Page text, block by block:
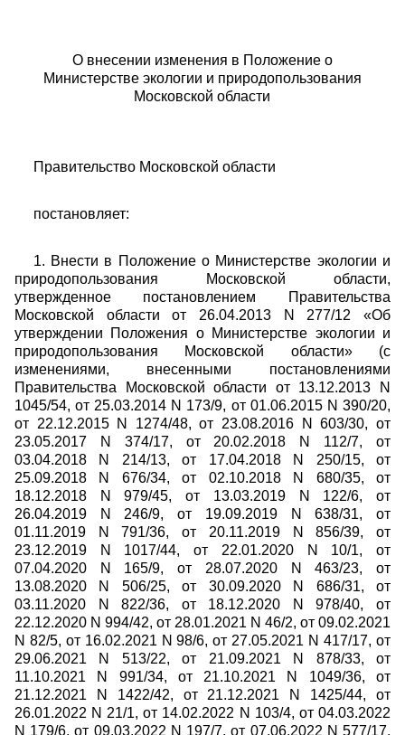
О внесении изменения в Положение о
Министерстве экологии и природопользования
Московской области
Правительство Московской области
постановляет:
1. Внести в Положение о Министерстве экологии и
природопользования Московской области,
утвержденное постановлением Правительства
Московской области от 26.04.2013 N 277/12 «Об
утверждении Положения о Министерстве экологии и
природопользования Московской области» (с
изменениями, внесенными постановлениями
Правительства Московской области от 13.12.2013 N
1045/54, от 25.03.2014 N 173/9, от 01.06.2015 N 390/20,
от 22.12.2015 N 1274/48, от 23.08.2016 N 603/30, от
23.05.2017 N 374/17, от 20.02.2018 N 112/7, от
03.04.2018 N 214/13, от 17.04.2018 N 250/15, от
25.09.2018 N 676/34, от 02.10.2018 N 680/35, от
18.12.2018 N 979/45, от 13.03.2019 N 122/6, от
26.04.2019 N 246/9, от 19.09.2019 N 638/31, от
01.11.2019 N 791/36, от 20.11.2019 N 856/39, от
23.12.2019 N 1017/44, от 22.01.2020 N 10/1, от
07.04.2020 N 165/9, от 28.07.2020 N 463/23, от
13.08.2020 N 506/25, от 30.09.2020 N 686/31, от
03.11.2020 N 822/36, от 18.12.2020 N 978/40, от
22.12.2020 N 994/42, от 28.01.2021 N 46/2, от 09.02.2021
N 82/5, от 16.02.2021 N 98/6, от 27.05.2021 N 417/17, от
29.06.2021 N 513/22, от 21.09.2021 N 878/33, от
11.10.2021 N 991/34, от 21.10.2021 N 1049/36, от
21.12.2021 N 1422/42, от 21.12.2021 N 1425/44, от
26.01.2022 N 21/1, от 14.02.2022 N 103/4, от 04.03.2022
N 179/6, от 09.03.2022 N 197/7, от 07.06.2022 N 577/17,